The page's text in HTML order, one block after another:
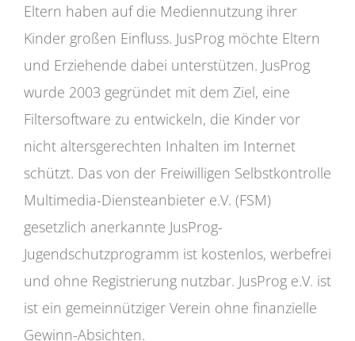
Eltern haben auf die Mediennutzung ihrer
Kinder großen Einfluss. JusProg möchte Eltern
und Erziehende dabei unterstützen. JusProg
wurde 2003 gegründet mit dem Ziel, eine
Filtersoftware zu entwickeln, die Kinder vor
nicht altersgerechten Inhalten im Internet
schützt. Das von der Freiwilligen Selbstkontrolle
Multimedia-Diensteanbieter e.V. (FSM)
gesetzlich anerkannte JusProg-
Jugendschutzprogramm ist kostenlos, werbefrei
und ohne Registrierung nutzbar. JusProg e.V. ist
ist ein gemeinnütziger Verein ohne finanzielle
Gewinn-Absichten.